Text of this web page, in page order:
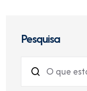
Pesquisa